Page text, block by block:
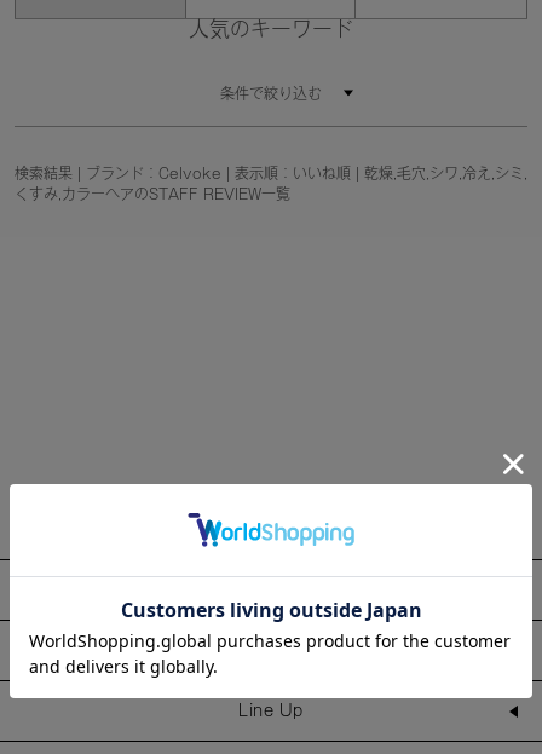
人気のキーワード
条件で絞り込む
検索結果 | ブランド：Celvoke | 表示順：いいね順 | 乾燥,毛穴,シワ,冷え,シミ,
くすみ,カラーヘアのSTAFF REVIEW一覧
Information
Line Up